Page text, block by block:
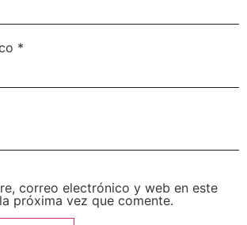
*
correo electrónico y web en este
próxima vez que comente.